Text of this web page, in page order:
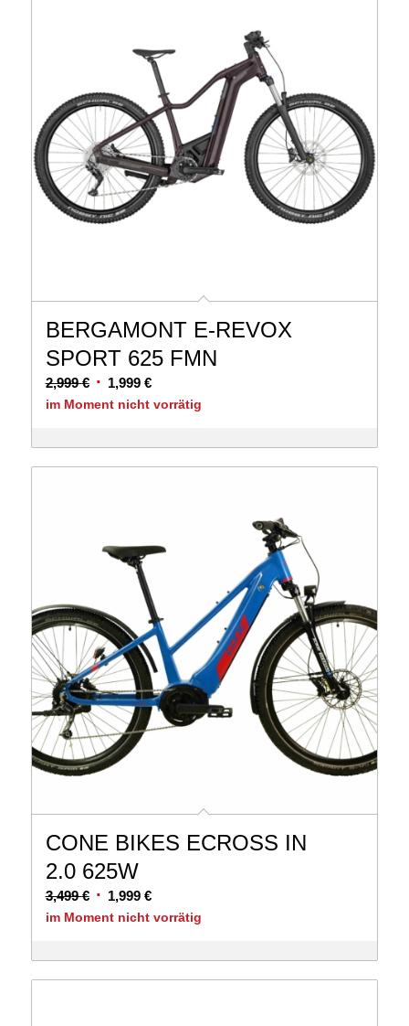
BERGAMONT E-REVOX
SPORT 625 FMN
2,999€ Ursprünglicher
Preis
2,999 €
1,999 €Aktueller
Preis
1,999 €.
im Moment nicht vorrätig
CONE BIKES ECROSS IN
2.0 625W
3,499€ Ursprünglicher
Preis
3,499 €
1,999 €Aktueller
Preis
1,999 €.
im Moment nicht vorrätig